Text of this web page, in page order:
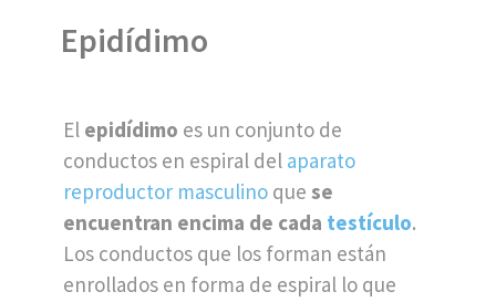
Epidídimo
El epidídimo es un conjunto de
conductos en espiral del aparato
reproductor masculino que se
encuentran encima de cada testículo.
Los conductos que los forman están
enrollados en forma de espiral lo que